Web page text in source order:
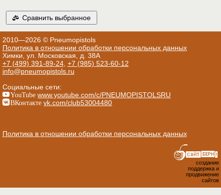
Сравнить выбранное
2010—2026 © Pneumopistols
Политика в отношении обработки персональных данных
Химки, ул. Московская, д. 38А
+7 (499) 391-89-24, +7 (985) 523-60-12
info@pneumopistols.ru
Социальные сети:
YouTube www.youtube.com/c/PNEUMOPISTOLSRU
ВКонтакте vk.com/club53004480
Политика в отношении обработки персональных данных
создание
поддержка и
продвижение
сайтов